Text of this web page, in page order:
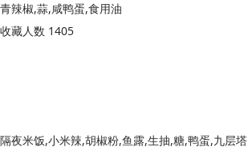
青辣椒,蒜,咸鸭蛋,食用油
收藏人数 1405
隔夜米饭,小米辣,胡椒粉,鱼露,生抽,糖,鸭蛋,九层塔